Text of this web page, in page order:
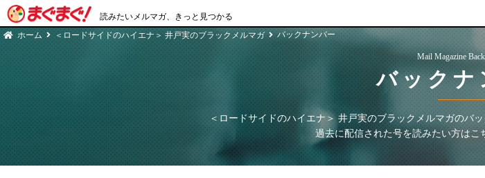
読みたいメルマガ、きっと見つかる
ホーム ＜ロードサイドのハイエナ＞ 井戸実のブラックメルマガ バックナンバー
Mail Magazine
バックナ
＜ロードサイドのハイエナ＞ 井戸実のブラックメルマガのバ
過去に配信された号を読みたい方はこ